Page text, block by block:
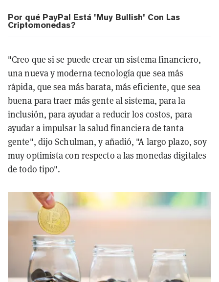
Por qué PayPal Está "Muy Bullish" Con Las
Criptomonedas?
"Creo que si se puede crear un sistema financiero,
una nueva y moderna tecnología que sea más
rápida, que sea más barata, más eficiente, que sea
buena para traer más gente al sistema, para la
inclusión, para ayudar a reducir los costos, para
ayudar a impulsar la salud financiera de tanta
gente", dijo Schulman, y añadió, "A largo plazo, soy
muy optimista con respecto a las monedas digitales
de todo tipo".